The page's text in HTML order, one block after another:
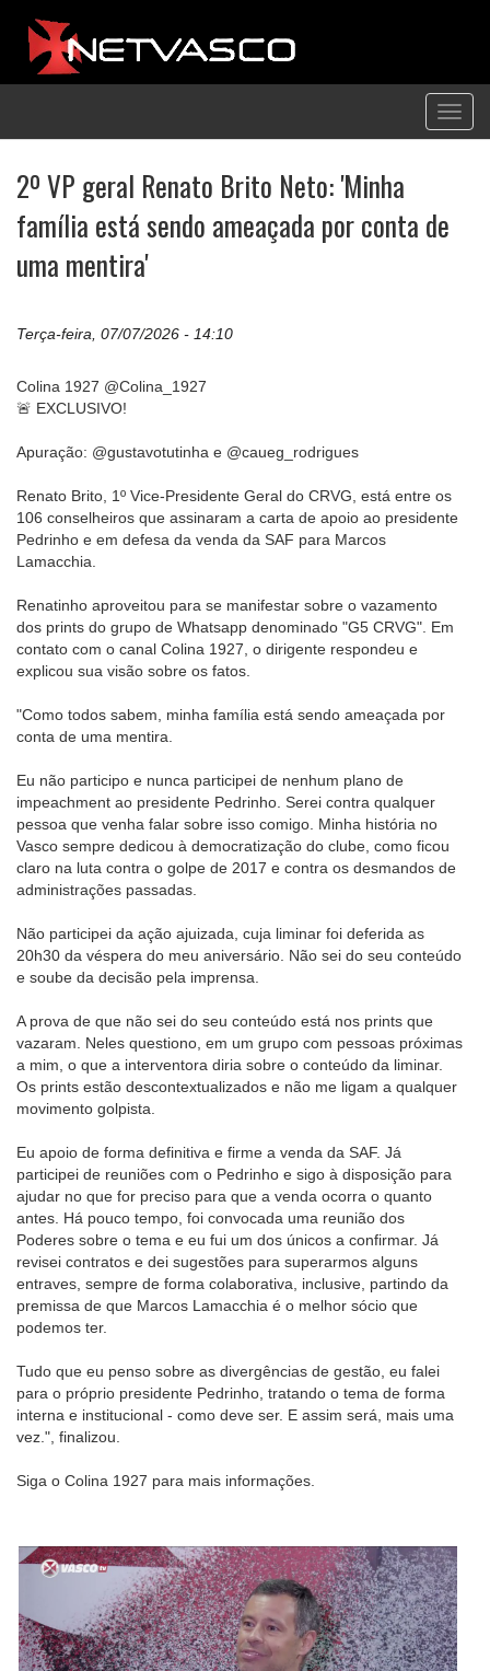
2º VP geral Renato Brito Neto: 'Minha
família está sendo ameaçada por conta de
uma mentira'
Terça-feira, 07/07/2026 - 14:10
Colina 1927 @Colina_1927
🚨 EXCLUSIVO!
Apuração: @gustavotutinha e @caueg_rodrigues
Renato Brito, 1º Vice-Presidente Geral do CRVG, está entre os
106 conselheiros que assinaram a carta de apoio ao presidente
Pedrinho e em defesa da venda da SAF para Marcos
Lamacchia.
Renatinho aproveitou para se manifestar sobre o vazamento
dos prints do grupo de Whatsapp denominado "G5 CRVG". Em
contato com o canal Colina 1927, o dirigente respondeu e
explicou sua visão sobre os fatos.
"Como todos sabem, minha família está sendo ameaçada por
conta de uma mentira.
Eu não participo e nunca participei de nenhum plano de
impeachment ao presidente Pedrinho. Serei contra qualquer
pessoa que venha falar sobre isso comigo. Minha história no
Vasco sempre dedicou à democratização do clube, como ficou
claro na luta contra o golpe de 2017 e contra os desmandos de
administrações passadas.
Não participei da ação ajuizada, cuja liminar foi deferida as
20h30 da véspera do meu aniversário. Não sei do seu conteúdo
e soube da decisão pela imprensa.
A prova de que não sei do seu conteúdo está nos prints que
vazaram. Neles questiono, em um grupo com pessoas próximas
a mim, o que a interventora diria sobre o conteúdo da liminar.
Os prints estão descontextualizados e não me ligam a qualquer
movimento golpista.
Eu apoio de forma definitiva e firme a venda da SAF. Já
participei de reuniões com o Pedrinho e sigo à disposição para
ajudar no que for preciso para que a venda ocorra o quanto
antes. Há pouco tempo, foi convocada uma reunião dos
Poderes sobre o tema e eu fui um dos únicos a confirmar. Já
revisei contratos e dei sugestões para superarmos alguns
entraves, sempre de forma colaborativa, inclusive, partindo da
premissa de que Marcos Lamacchia é o melhor sócio que
podemos ter.
Tudo que eu penso sobre as divergências de gestão, eu falei
para o próprio presidente Pedrinho, tratando o tema de forma
interna e institucional - como deve ser. E assim será, mais uma
vez.", finalizou.
Siga o Colina 1927 para mais informações.